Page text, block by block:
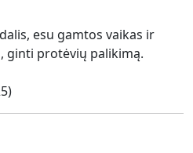
esu gamtos vaikas ir
ginti protėvių palikimą.